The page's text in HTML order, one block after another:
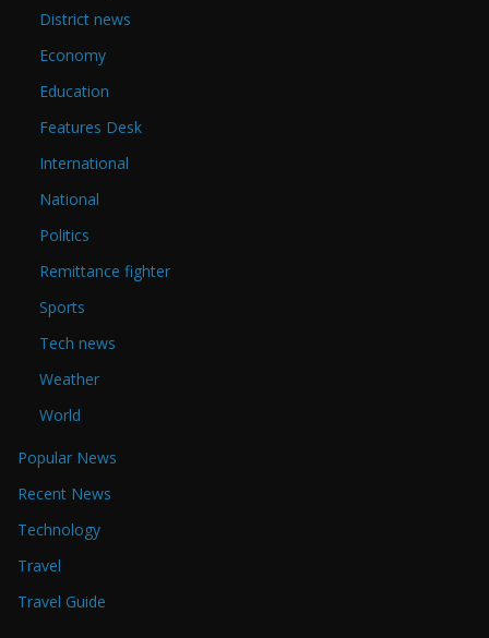
District news
Economy
Education
Features Desk
International
National
Politics
Remittance fighter
Sports
Tech news
Weather
World
Popular News
Recent News
Technology
Travel
Travel Guide